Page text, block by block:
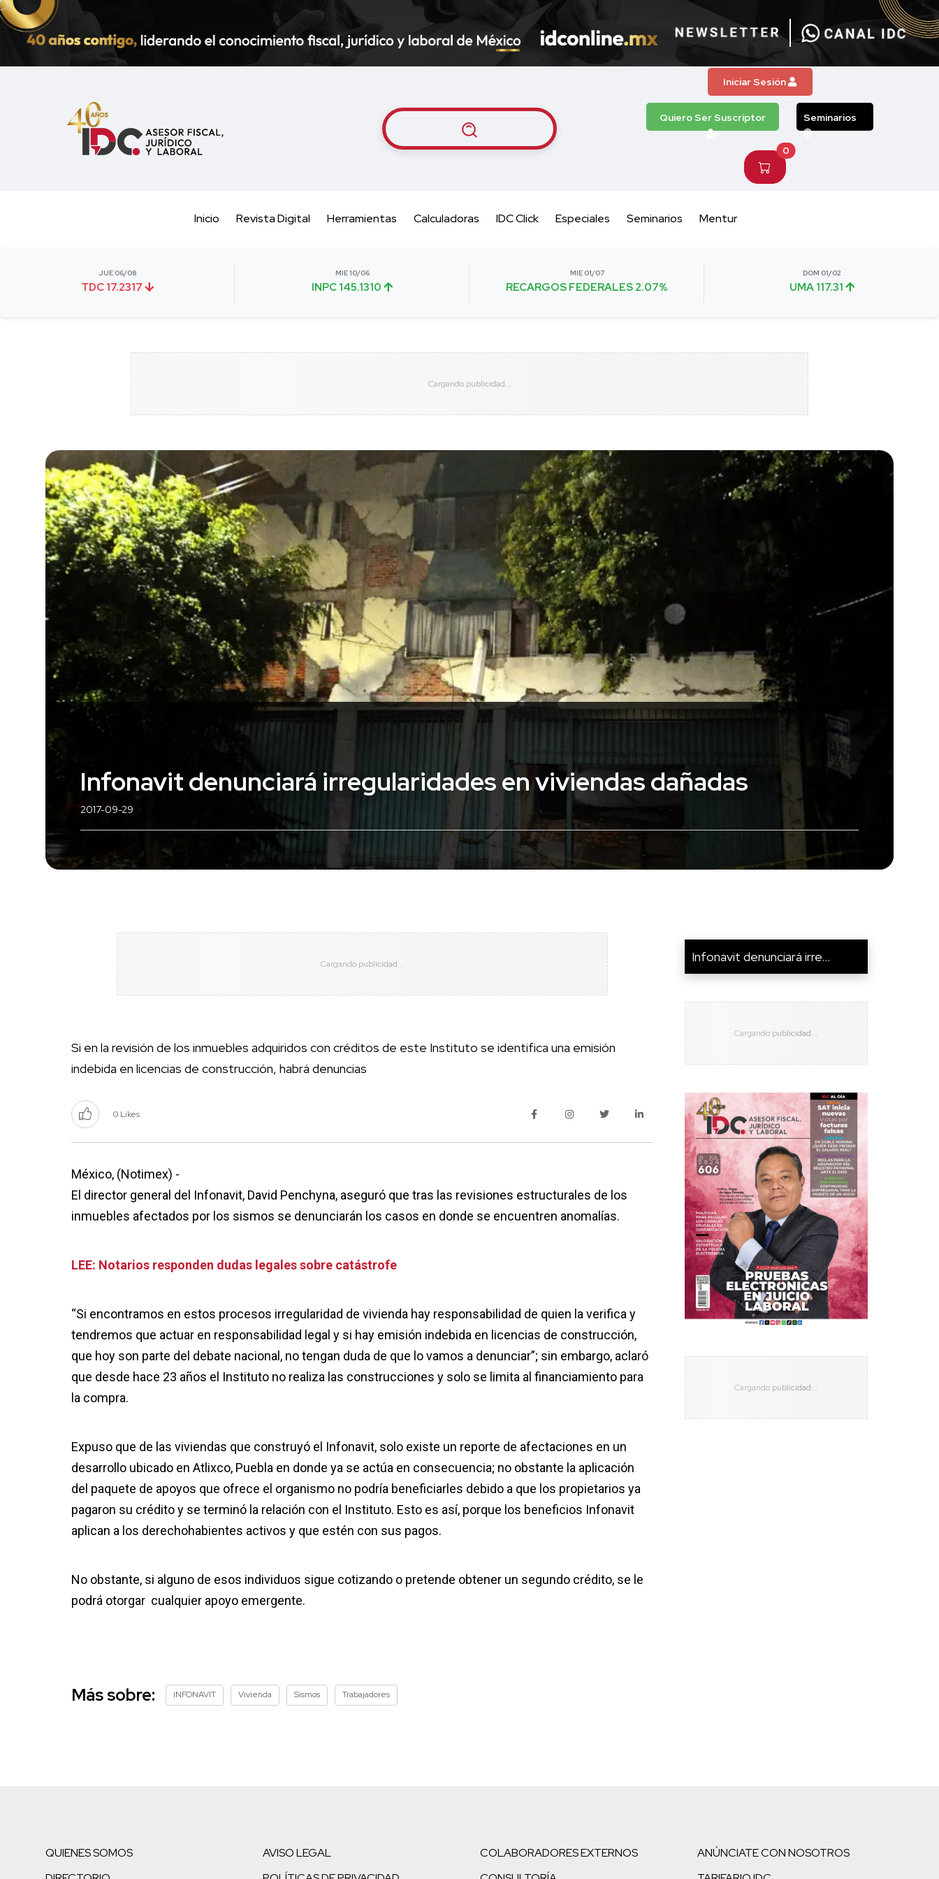
Iniciar Sesión
Quiero Ser Suscriptor Seminarios
0
Inicio Revista Digital Herramientas Calculadoras IDC Click Especiales Seminarios Mentur
JUE 06/08
TDC 17.2317
MIE 10/06
INPC 145.1310
MIE 01/07
RECARGOS FEDERALES 2.07%
DOM 01/02
UMA 117.31
Infonavit denunciará irregularidades en viviendas dañadas
2017-09-29
Si en la revisión de los inmuebles adquiridos con créditos de este Instituto se identifica una emisión
indebida en licencias de construcción, habrá denuncias
0 Likes
México, (Notimex) -
El director general del Infonavit, David Penchyna, aseguró que tras las revisiones estructurales de los
inmuebles afectados por los sismos se denunciarán los casos en donde se encuentren anomalías.
LEE: Notarios responden dudas legales sobre catástrofe
“Si encontramos en estos procesos irregularidad de vivienda hay responsabilidad de quien la verifica y
tendremos que actuar en responsabilidad legal y si hay emisión indebida en licencias de construcción,
que hoy son parte del debate nacional, no tengan duda de que lo vamos a denunciar”; sin embargo, aclaró
que desde hace 23 años el Instituto no realiza las construcciones y solo se limita al financiamiento para
la compra.
Expuso que de las viviendas que construyó el Infonavit, solo existe un reporte de afectaciones en un
desarrollo ubicado en Atlixco, Puebla en donde ya se actúa en consecuencia; no obstante la aplicación
del paquete de apoyos que ofrece el organismo no podría beneficiarles debido a que los propietarios ya
pagaron su crédito y se terminó la relación con el Instituto. Esto es así, porque los beneficios Infonavit
aplican a los derechohabientes activos y que estén con sus pagos.
No obstante, si alguno de esos individuos sigue cotizando o pretende obtener un segundo crédito, se le
podrá otorgar cualquier apoyo emergente.
Infonavit denunciará irre...
Más sobre: INFONAVIT Vivienda Sismos Trabajadores
QUIENES SOMOS
AVISO LEGAL
COLABORADORES EXTERNOS
ANÚNCIATE CON NOSOTROS